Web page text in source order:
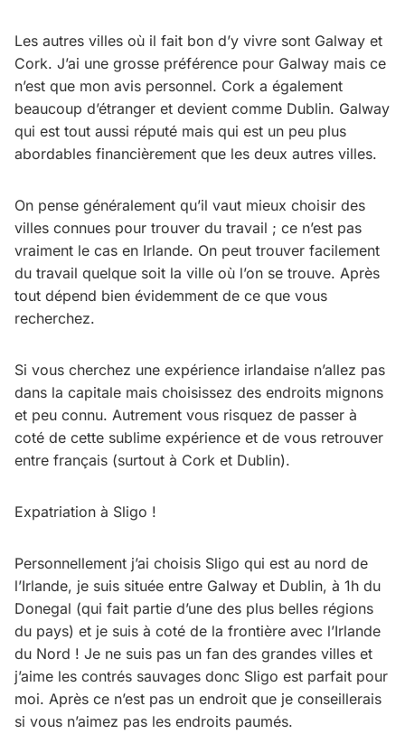
Les autres villes où il fait bon d’y vivre sont Galway et
Cork. J’ai une grosse préférence pour Galway mais ce
n’est que mon avis personnel. Cork a également
beaucoup d’étranger et devient comme Dublin. Galway
qui est tout aussi réputé mais qui est un peu plus
abordables financièrement que les deux autres villes.
On pense généralement qu’il vaut mieux choisir des
villes connues pour trouver du travail ; ce n’est pas
vraiment le cas en Irlande. On peut trouver facilement
du travail quelque soit la ville où l’on se trouve. Après
tout dépend bien évidemment de ce que vous
recherchez.
Si vous cherchez une expérience irlandaise n’allez pas
dans la capitale mais choisissez des endroits mignons
et peu connu. Autrement vous risquez de passer à
coté de cette sublime expérience et de vous retrouver
entre français (surtout à Cork et Dublin).
Expatriation à Sligo !
Personnellement j’ai choisis Sligo qui est au nord de
l’Irlande, je suis située entre Galway et Dublin, à 1h du
Donegal (qui fait partie d’une des plus belles régions
du pays) et je suis à coté de la frontière avec l’Irlande
du Nord ! Je ne suis pas un fan des grandes villes et
j’aime les contrés sauvages donc Sligo est parfait pour
moi. Après ce n’est pas un endroit que je conseillerais
si vous n’aimez pas les endroits paumés.